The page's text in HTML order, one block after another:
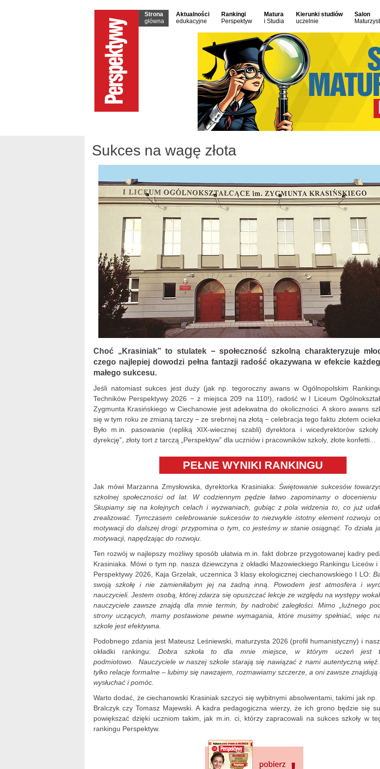
Strona
główna
Aktualności
edukacyjne
Rankingi
Perspektyw
Matura
i Studia
Kierunki studiów
uczelnie
Salon
Sukces na wagę złota
Choć „Krasiniak” to stulatek − społeczność szkolną charakteryzuje
czego najlepiej dowodzi pełna fantazji radość okazywana w efekcie
małego sukcesu.
Jeśli natomiast sukces jest duży (jak np. tegoroczny awans w Ogólnopolskim
Techników Perspektywy 2026 − z miejsca 209 na 110!), radość w I Liceum
Zygmunta Krasińskiego w Ciechanowie jest adekwatna do okoliczności. A skoro awans
się w tym roku ze zmianą tarczy − ze srebrnej na złotą − celebracja tego faktu złotem
Było m.in. pasowanie (repliką XIX-wiecznej szabli) dyrektora i wicedyrektorów szkoły
dyrekcję”, złoty tort z tarczą „Perspektyw” dla uczniów i pracowników szkoły, złote konfetti...
PEŁNE WYNIKI RANKINGU
Jak mówi Marzanna Zmysłowska, dyrektorka Krasiniaka:Świętowanie sukcesów
szkolnej społeczności od lat. W codziennym pędzie łatwo zapominamy o docenieniu
Skupiamy się na kolejnych celach i wyzwaniach, gubiąc z pola widzenia to, co już
zrealizować. Tymczasem celebrowanie sukcesów to niezwykle istotny element rozwoju
motywacji do dalszej drogi: przypomina o tym, co jesteśmy w stanie osiągnąć. To działa
motywacji, napędzając do rozwoju.
Ten rozwój w najlepszy możliwy sposób ułatwia m.in. fakt dobrze przygotowanej kadry
Krasiniaka. Mówi o tym np. nasza dziewczyna z okładki Mazowieckiego Rankingu Liceów i
Perspektywy 2026, Kaja Grzelak, uczennica 3 klasy ekologicznej ciechanowskiego I LO:
swoją szkołę i nie zamieniłabym jej na żadną inną. Powodem jest atmosfera i
nauczycieli. Jestem osobą, której zdarza się opuszczać lekcje ze względu na występy
nauczyciele zawsze znajdą dla mnie termin, by nadrobić zaległości. Mimo „luźnego
strony uczących, mamy postawione pewne wymagania, które musimy spełniać, więc
szkole jest efektywna.
Podobnego zdania jest Mateusz Leśniewski, maturzysta 2026 (profil humanistyczny) i
okładki rankingu: Dobra szkoła to dla mnie miejsce, w którym uczeń jest
podmiotowo. Nauczyciele w naszej szkole starają się nawiązać z nami autentyczną
tylko relacje formalne – lubimy się nawzajem, rozmawiamy szczerze, a oni zawsze znajdują
wysłuchać i pomóc.
Warto dodać, że ciechanowski Krasiniak szczyci się wybitnymi absolwentami, takimi jak np.
Bralczyk czy Tomasz Majewski. A kadra pedagogiczna wierzy, że ich grono będzie się
powiększać dzięki uczniom takim, jak m.in. ci, którzy zapracowali na sukces szkoły w
rankingu Perspektyw.